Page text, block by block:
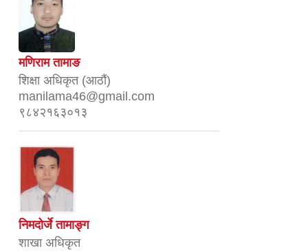
मणिराम तामाङ
शिक्षा अधिकृत (आठौं)
manilama46@gmail.com
९८४२१६३०१३
निमदोर्जे तामाङ्ग
शाखा अधिकृत